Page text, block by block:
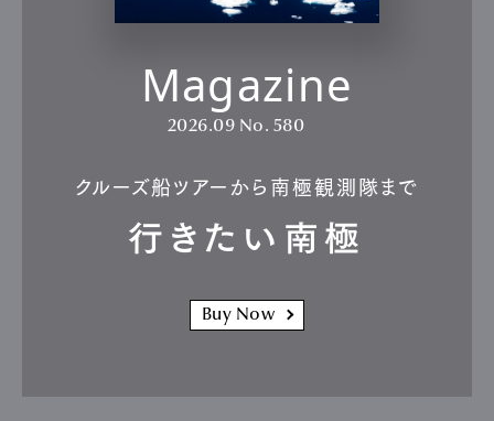
Magazine
2026.09 No. 580
クルーズ船ツアーから南極観測隊まで
行きたい南極
Buy Now